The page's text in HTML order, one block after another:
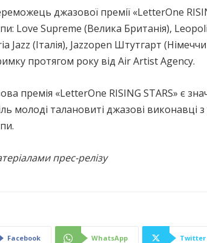
джазової премії «LetterOne
Love Supreme (Велика Британія),
Jazz (Італія), Jazzopen Штутгарт
протягом року від Air Artist Agency.
премія «LetterOne RISING STARS» є
молоді талановиті джазові
прес-релізу
Facebook WhatsApp Twitter